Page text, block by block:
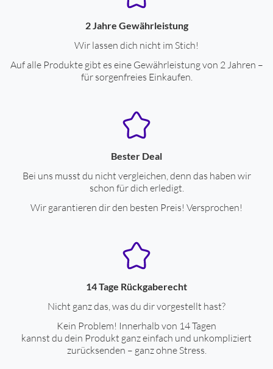
2 Jahre Gewährleistung
Wir lassen dich nicht im Stich!
Auf alle Produkte gibt es eine Gewährleistung von 2 Jahren –
für sorgenfreies Einkaufen.
Bester Deal
Bei uns musst du nicht vergleichen, denn das haben wir
schon für dich erledigt.
Wir garantieren dir den besten Preis! Versprochen!
14 Tage Rückgaberecht
Nicht ganz das, was du dir vorgestellt hast?
Kein Problem! Innerhalb von 14 Tagen
kannst du dein Produkt ganz einfach und unkompliziert
zurücksenden – ganz ohne Stress.